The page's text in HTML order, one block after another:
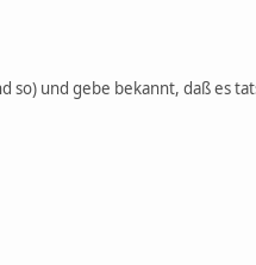
und gebe bekannt, daß es